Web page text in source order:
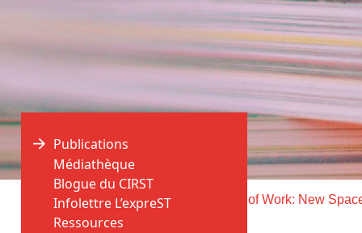
Accueil > Publications >
Publications
Médiathèque
Blogue du CIRST
Infolettre L’expreST
Ressources